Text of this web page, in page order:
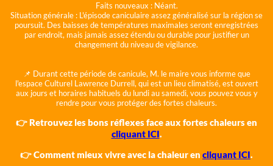
Faits nouveaux : Néant.
Situation générale : L'épisode caniculaire assez généralisé sur la région se
poursuit. Des baisses de températures maximales seront enregistrées
par endroit, mais jamais assez étendu ou durable pour justifier un
changement du niveau de vigilance.
📌 Durant cette période de canicule, M. le maire vous informe que
l'espace Culturel Lawrence Durrell, qui est un lieu climatisé, est ouvert
aux jours et horaires habituels du lundi au samedi, vous pouvez vous y
rendre pour vous protéger des fortes chaleurs.
👉 Retrouvez les bons réflexes face aux fortes chaleurs en
cliquant ICI.
👉 Comment mieux vivre avec la chaleur en cliquant ICI.